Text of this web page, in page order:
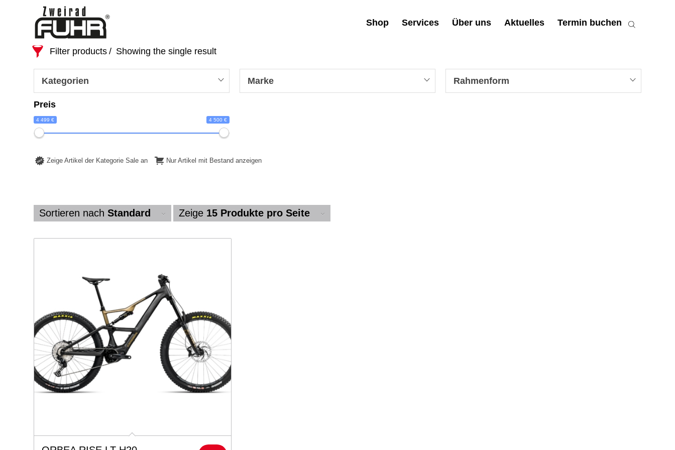
Shop Services Über uns Aktuelles Termin buchen
Filter products Showing the single result
Kategorien Marke Rahmenform
Preis
4 499 € 4 500 €
Zeige Artikel der Kategorie Sale an Nur Artikel mit Bestand anzeigen
Sortieren nach Standard Zeige 15 Produkte pro Seite